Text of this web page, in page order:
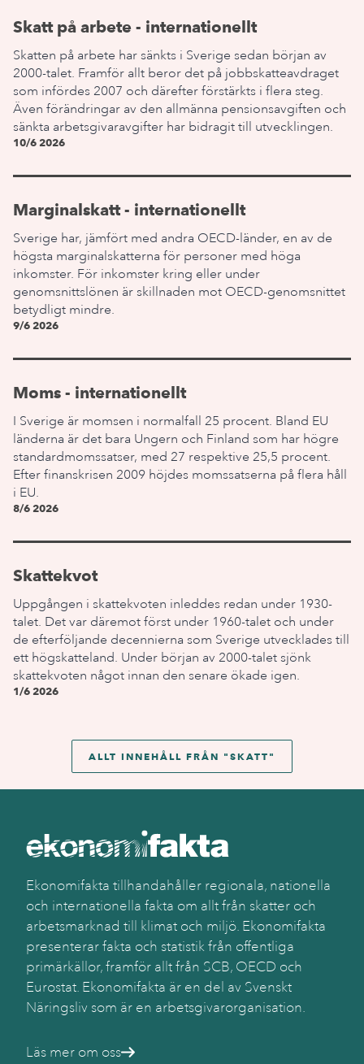
Skatt på arbete - internationellt
Skatten på arbete har sänkts i Sverige sedan början av
2000-talet. Framför allt beror det på jobbskatteavdraget
som infördes 2007 och därefter förstärkts i flera steg.
Även förändringar av den allmänna pensionsavgiften och
sänkta arbetsgivaravgifter har bidragit till utvecklingen.
10/6 2026
Marginalskatt - internationellt
Sverige har, jämfört med andra OECD-länder, en av de
högsta marginalskatterna för personer med höga
inkomster. För inkomster kring eller under
genomsnittslönen är skillnaden mot OECD-genomsnittet
betydligt mindre.
9/6 2026
Moms - internationellt
I Sverige är momsen i normalfall 25 procent. Bland EU
länderna är det bara Ungern och Finland som har högre
standardmomssatser, med 27 respektive 25,5 procent.
Efter finanskrisen 2009 höjdes momssatserna på flera håll
i EU.
8/6 2026
Skattekvot
Uppgången i skattekvoten inleddes redan under 1930-
talet. Det var däremot först under 1960-talet och under
de efterföljande decennierna som Sverige utvecklades till
ett högskatteland. Under början av 2000-talet sjönk
skattekvoten något innan den senare ökade igen.
1/6 2026
ALLT INNEHÅLL FRÅN " SKATT "
Ekonomifakta tillhandahåller regionala, nationella
och internationella fakta om allt från skatter och
arbetsmarknad till klimat och miljö. Ekonomifakta
presenterar fakta och statistik från offentliga
primärkällor, framför allt från SCB, OECD och
Eurostat. Ekonomifakta är en del av Svenskt
Näringsliv som är en arbetsgivarorganisation.
Läs mer om oss